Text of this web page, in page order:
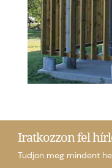
Iratkozzon fel
Tudjon meg mindent